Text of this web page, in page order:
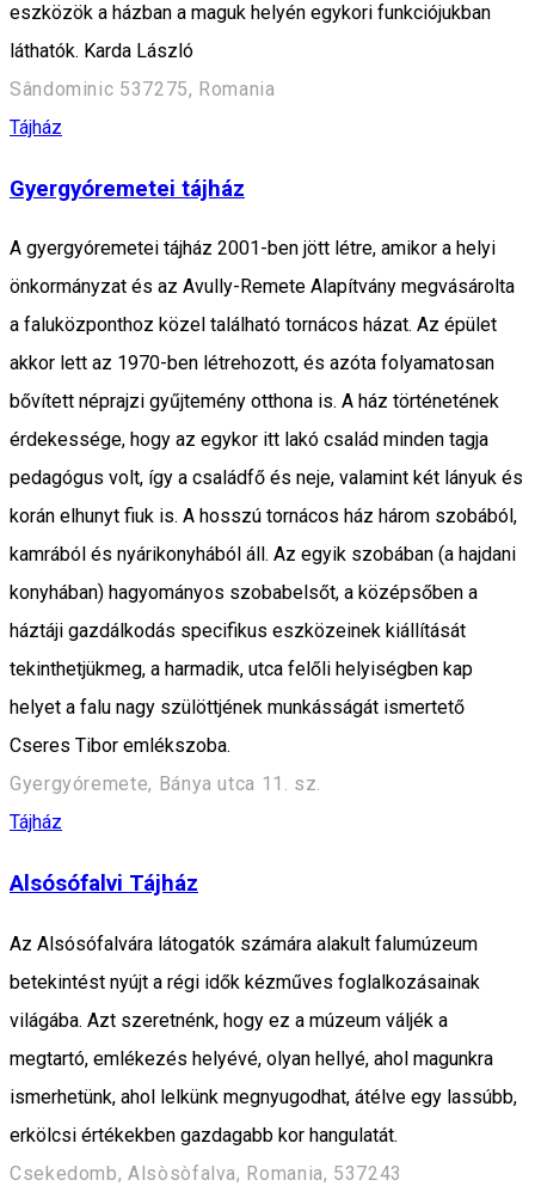
eszközök a házban a maguk helyén egykori funkciójukban
láthatók. Karda László
Sândominic 537275, Romania
Tájház
Gyergyóremetei tájház
A gyergyóremetei tájház 2001-ben jött létre, amikor a helyi
önkormányzat és az Avully-Remete Alapítvány megvásárolta
a faluközponthoz közel található tornácos házat. Az épület
akkor lett az 1970-ben létrehozott, és azóta folyamatosan
bővített néprajzi gyűjtemény otthona is. A ház történetének
érdekessége, hogy az egykor itt lakó család minden tagja
pedagógus volt, így a családfő és neje, valamint két lányuk és
korán elhunyt fiuk is. A hosszú tornácos ház három szobából,
kamrából és nyárikonyhából áll. Az egyik szobában (a hajdani
konyhában) hagyományos szobabelsőt, a középsőben a
háztáji gazdálkodás specifikus eszközeinek kiállítását
tekinthetjükmeg, a harmadik, utca felőli helyiségben kap
helyet a falu nagy szülöttjének munkásságát ismertető
Cseres Tibor emlékszoba.
Gyergyóremete, Bánya utca 11. sz.
Tájház
Alsósófalvi Tájház
Az Alsósófalvára látogatók számára alakult falumúzeum
betekintést nyújt a régi idők kézműves foglalkozásainak
világába. Azt szeretnénk, hogy ez a múzeum váljék a
megtartó, emlékezés helyévé, olyan hellyé, ahol magunkra
ismerhetünk, ahol lelkünk megnyugodhat, átélve egy lassúbb,
erkölcsi értékekben gazdagabb kor hangulatát.
Csekedomb, Alsòsòfalva, Romania, 537243